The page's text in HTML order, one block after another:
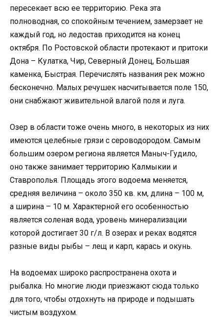
пересекает всю ее территорию. Река эта
полноводная, со спокойным течением, замерзает не
каждый год, но ледостав приходится на конец
октября. По Ростовской области протекают и притоки
Дона – Кулатка, Чир, Северный Донец, Большая
каменка, Быстрая. Перечислять названия рек можно
бесконечно. Малых речушек насчитывается поле 150,
они снабжают живительной влагой поля и луга.
Озер в области тоже очень много, в некоторых из них
имеются целебные грязи с сероводородом. Самым
большим озером региона является Маныч-Гудило,
оно также занимает территорию Калмыкии и
Ставрополья. Площадь этого водоема меняется,
средняя величина – около 350 кв. км, длина – 100 м,
а ширина – 10 м. Характерной его особенностью
является соленая вода, уровень минерализации
которой достигает 30 г/л. В озерах и реках водятся
разные виды рыбы – лещ и карп, карась и окунь.
На водоемах широко распространена охота и
рыбалка. Но многие люди приезжают сюда только
для того, чтобы отдохнуть на природе и подышать
чистым воздухом.